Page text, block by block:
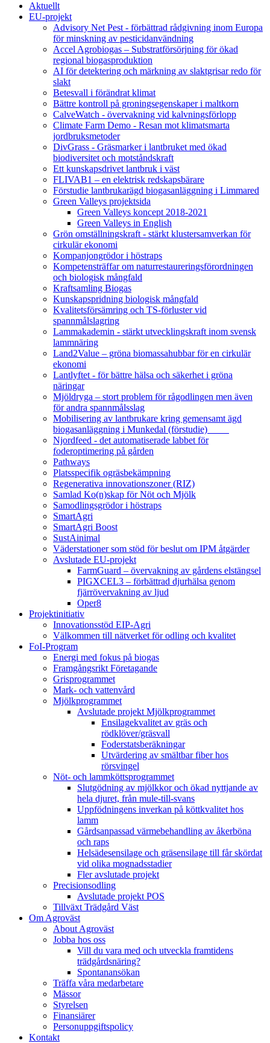
Aktuellt
EU-projekt
Advisory Net Pest - förbättrad rådgivning inom Europa
för minskning av pesticidanvändning
Accel Agrobiogas – Substratförsörjning för ökad
regional biogasproduktion
AI för detektering och märkning av slaktgrisar redo för
slakt
Betesvall i förändrat klimat
Bättre kontroll på groningsegenskaper i maltkorn
CalveWatch - övervakning vid kalvningsförlopp
Climate Farm Demo - Resan mot klimatsmarta
jordbruksmetoder
DivGrass - Gräsmarker i lantbruket med ökad
biodiversitet och motståndskraft
Ett kunskapsdrivet lantbruk i väst
FLIVAB1 – en elektrisk redskapsbärare
Förstudie lantbrukarägd biogasanläggning i Limmared
Green Valleys projektsida
Green Valleys koncept 2018-2021
Green Valleys in English
Grön omställningskraft - stärkt klustersamverkan för
cirkulär ekonomi
Kompanjongrödor i höstraps
Kompetensträffar om naturrestaureringsförordningen
och biologisk mångfald
Kraftsamling Biogas
Kunskapspridning biologisk mångfald
Kvalitetsförsämring och TS-förluster vid
spannmålslagring
Lammakademin - stärkt utvecklingskraft inom svensk
lammnäring
Land2Value – gröna biomassahubbar för en cirkulär
ekonomi
Lantlyftet - för bättre hälsa och säkerhet i gröna
näringar
Mjöldryga – stort problem för rågodlingen men även
för andra spannmålsslag
Mobilisering av lantbrukare kring gemensamt ägd
biogasanläggning i Munkedal (förstudie)
Njordfeed - det automatiserade labbet för
foderoptimering på gården
Pathways
Platsspecifik ogräsbekämpning
Regenerativa innovationszoner (RIZ)
Samlad Ko(n)skap för Nöt och Mjölk
Samodlingsgrödor i höstraps
SmartAgri
SmartAgri Boost
SustAinimal
Väderstationer som stöd för beslut om IPM åtgärder
Avslutade EU-projekt
FarmGuard – övervakning av gårdens elstängsel
PIGXCEL3 – förbättrad djurhälsa genom
fjärrövervakning av ljud
Oper8
Projektinitiativ
Innovationsstöd EIP-Agri
Välkommen till nätverket för odling och kvalitet
FoI-Program
Energi med fokus på biogas
Framgångsrikt Företagande
Grisprogrammet
Mark- och vattenvård
Mjölkprogrammet
Avslutade projekt Mjölkprogrammet
Ensilagekvalitet av gräs och
rödklöver/gräsvall
Foderstatsberäkningar
Utvärdering av smältbar fiber hos
rörsvingel
Nöt- och lammköttsprogrammet
Slutgödning av mjölkkor och ökad nyttjande av
hela djuret, från mule-till-svans
Uppfödningens inverkan på köttkvalitet hos
lamm
Gårdsanpassad värmebehandling av åkerböna
och raps
Helsädesensilage och gräsensilage till får skördat
vid olika mognadsstadier
Fler avslutade projekt
Precisionsodling
Avslutade projekt POS
Tillväxt Trädgård Väst
Om Agroväst
About Agroväst
Jobba hos oss
Vill du vara med och utveckla framtidens
trädgårdsnäring?
Spontanansökan
Träffa våra medarbetare
Mässor
Styrelsen
Finansiärer
Personuppgiftspolicy
Kontakt